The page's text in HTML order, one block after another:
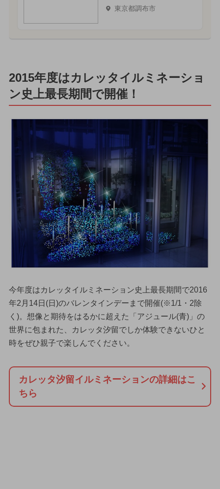
東京都調布市
2015年度はカレッタイルミネーショ
ン史上最長期間で開催！
今年度はカレッタイルミネーション史上最長期間で2016
年2月14日(日)のバレンタインデーまで開催(※1/1・2除
く)。想像と期待をはるかに超えた「アジュール(青)」の
世界に包まれた、カレッタ汐留でしか体験できないひと
時をぜひ親子で楽しんでください。
カレッタ汐留イルミネーションの詳細はこ
ちら